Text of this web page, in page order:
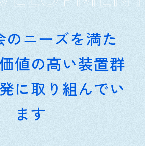
のニーズを満た
値の高い装置群
に取り組んでい
ます